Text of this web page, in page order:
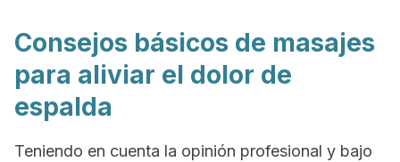
Consejos básicos de masajes
para aliviar el dolor de
espalda
Teniendo en cuenta la opinión profesional y bajo